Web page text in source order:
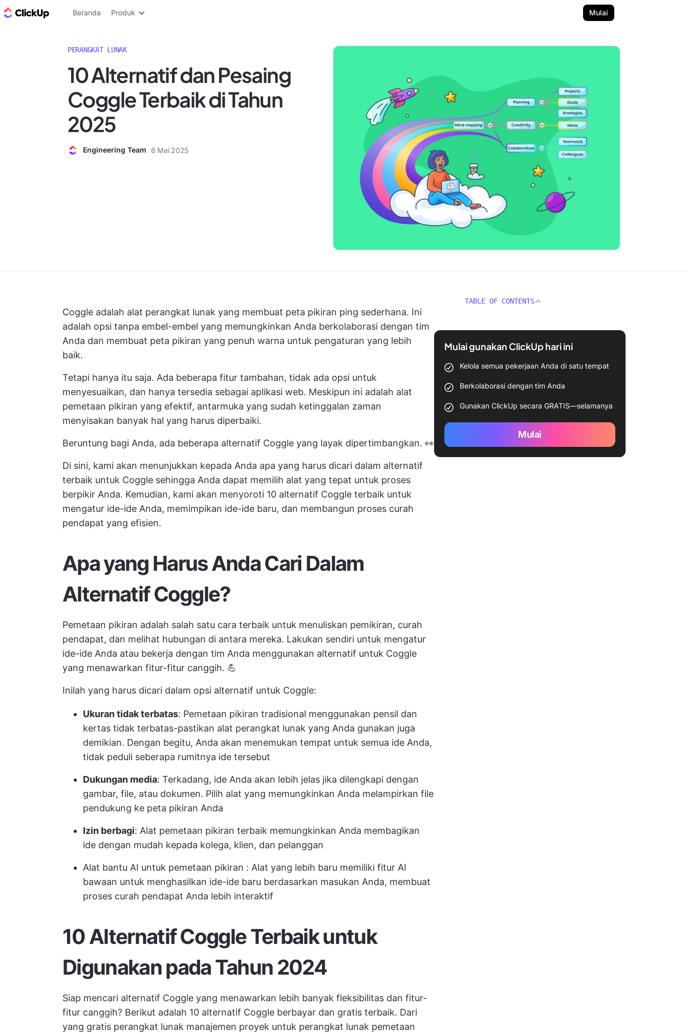
Blog ClickUp
Beranda Produk Mulai
PERANGKAT LUNAK
10 Alternatif dan Pesaing
Coggle Terbaik di Tahun
2025
Engineering Team 6 Mei 2025
Coggle adalah alat perangkat lunak yang membuat peta pikiran ping sederhana. Ini
adalah opsi tanpa embel-embel yang memungkinkan Anda berkolaborasi dengan tim
Anda dan membuat peta pikiran yang penuh warna untuk pengaturan yang lebih
baik.
Tetapi hanya itu saja. Ada beberapa fitur tambahan, tidak ada opsi untuk
menyesuaikan, dan hanya tersedia sebagai aplikasi web. Meskipun ini adalah alat
pemetaan pikiran yang efektif, antarmuka yang sudah ketinggalan zaman
menyisakan banyak hal yang harus diperbaiki.
Beruntung bagi Anda, ada beberapa alternatif Coggle yang layak dipertimbangkan. 👀
Di sini, kami akan menunjukkan kepada Anda apa yang harus dicari dalam alternatif
terbaik untuk Coggle sehingga Anda dapat memilih alat yang tepat untuk proses
berpikir Anda. Kemudian, kami akan menyoroti 10 alternatif Coggle terbaik untuk
mengatur ide-ide Anda, memimpikan ide-ide baru, dan membangun proses curah
pendapat yang efisien.
Apa yang Harus Anda Cari Dalam
Alternatif Coggle?
Pemetaan pikiran adalah salah satu cara terbaik untuk menuliskan pemikiran, curah
pendapat, dan melihat hubungan di antara mereka. Lakukan sendiri untuk mengatur
ide-ide Anda atau bekerja dengan tim Anda menggunakan alternatif untuk Coggle
yang menawarkan fitur-fitur canggih. 💪
Inilah yang harus dicari dalam opsi alternatif untuk Coggle:
Ukuran tidak terbatas: Pemetaan pikiran tradisional menggunakan pensil dan
kertas tidak terbatas-pastikan alat perangkat lunak yang Anda gunakan juga
demikian. Dengan begitu, Anda akan menemukan tempat untuk semua ide Anda,
tidak peduli seberapa rumitnya ide tersebut
Dukungan media: Terkadang, ide Anda akan lebih jelas jika dilengkapi dengan
gambar, file, atau dokumen. Pilih alat yang memungkinkan Anda melampirkan file
pendukung ke peta pikiran Anda
Izin berbagi: Alat pemetaan pikiran terbaik memungkinkan Anda membagikan
ide dengan mudah kepada kolega, klien, dan pelanggan
Alat bantu AI untuk pemetaan pikiran : Alat yang lebih baru memiliki fitur AI
bawaan untuk menghasilkan ide-ide baru berdasarkan masukan Anda, membuat
proses curah pendapat Anda lebih interaktif
10 Alternatif Coggle Terbaik untuk
Digunakan pada Tahun 2024
Siap mencari alternatif Coggle yang menawarkan lebih banyak fleksibilitas dan fitur-
fitur canggih? Berikut adalah 10 alternatif Coggle berbayar dan gratis terbaik. Dari
yang gratis perangkat lunak manajemen proyek untuk perangkat lunak pemetaan
TABLE OF CONTENTS
Mulai gunakan ClickUp hari ini
Kelola semua pekerjaan Anda di satu tempat
Berkolaborasi dengan tim Anda
Gunakan ClickUp secara GRATIS—selamanya
Mulai